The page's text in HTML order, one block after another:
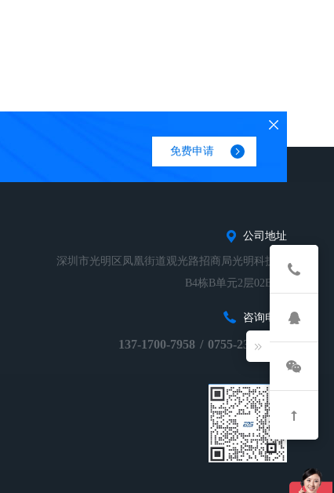
免费申请
公司地址
深圳市光明区凤凰街道观光路招商局光明科技园
B4栋B单元2层02B-01
咨询电话
137-1700-7958 / 0755-23248674